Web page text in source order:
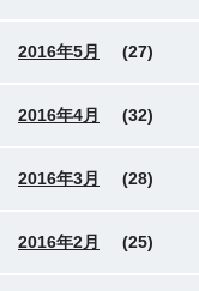
2016年5月 (27)
2016年4月 (32)
2016年3月 (28)
2016年2月 (25)